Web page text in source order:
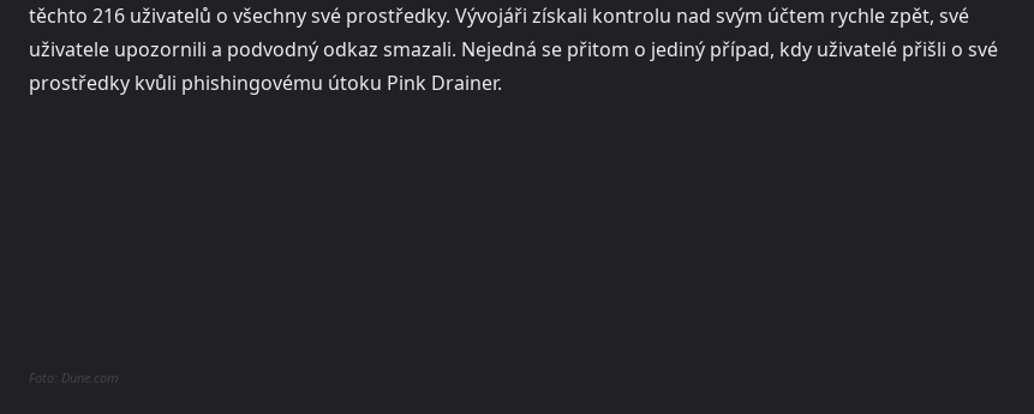
těchto 216 uživatelů o všechny své prostředky. Vývojáři získali kontrolu nad svým účtem rychle zpět, své
uživatele upozornili a podvodný odkaz smazali. Nejedná se přitom o jediný případ, kdy uživatelé přišli o své
prostředky kvůli phishingovému útoku Pink Drainer.
Foto: Dune.com